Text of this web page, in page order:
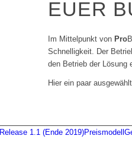
EUER
Im Mittelpunkt von Pro
Schnelligkeit. Der
den Betrieb der Lösung
Hier ein paar
Release 1.1 (Ende 2019)Preismodell